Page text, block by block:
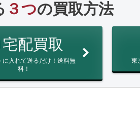
３つの買取方法
宅配買取
に入れて送るだけ！送料無
料！
東